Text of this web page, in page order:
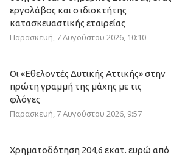
εργολάβος και ο ιδιοκτήτης
κατασκευαστικής εταιρείας
Παρασκευή, 7 Αυγούστου 2026, 10:10
Οι «Εθελοντές Δυτικής Αττικής» στην
πρώτη γραμμή της μάχης με τις
φλόγες
Παρασκευή, 7 Αυγούστου 2026, 9:57
Χρηματοδότηση 204,6 εκατ. ευρώ από